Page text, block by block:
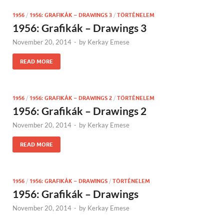
1956 / 1956: GRAFIKÁK – DRAWINGS 3 / TÖRTÉNELEM
1956: Grafikák – Drawings 3
November 20, 2014 - by Kerkay Emese
READ MORE
1956 / 1956: GRAFIKÁK – DRAWINGS 2 / TÖRTÉNELEM
1956: Grafikák – Drawings 2
November 20, 2014 - by Kerkay Emese
READ MORE
1956 / 1956: GRAFIKÁK – DRAWINGS / TÖRTÉNELEM
1956: Grafikák – Drawings
November 20, 2014 - by Kerkay Emese